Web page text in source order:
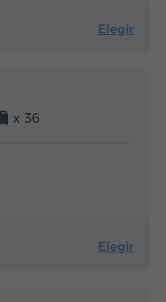
Elegir
x 36
Elegir